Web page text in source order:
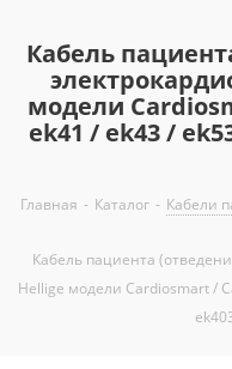
Кабель
модели
ek41 / ek43 /
Главная - Каталог - Кабели
Кабель пациента
Hellige модели Cardiosmart /